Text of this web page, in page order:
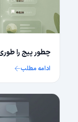
چطور پیج را
ادامه مطلب